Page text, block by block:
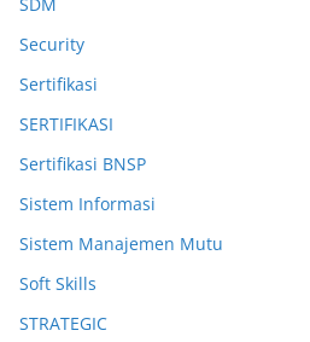
Security
Sertifikasi
SERTIFIKASI
Sertifikasi BNSP
Sistem Informasi
Sistem Manajemen Mutu
Soft Skills
STRATEGIC